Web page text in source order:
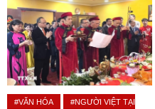
#VĂN HÓA
#NGƯỜI VIỆT TẠI